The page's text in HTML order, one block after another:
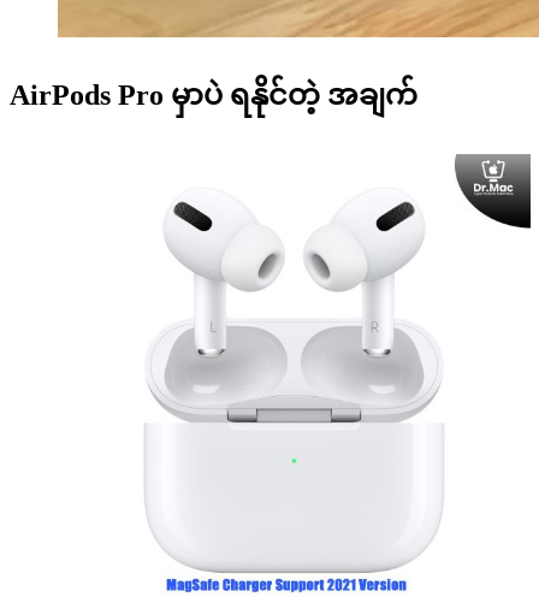
AirPods Pro မှာပဲ ရနိုင်တဲ့ အချက်